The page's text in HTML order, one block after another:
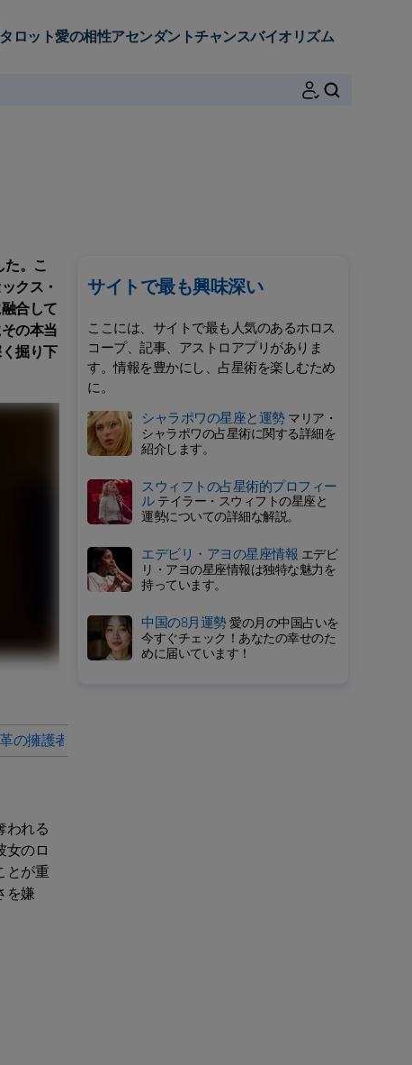
タロット愛の相性アセンダントチャンスバイオリズム
。こ
クス・
合して
の本当
掘り下
の擁護者
われる
女のロ
とが重
を嫌
サイトで最も興味深い
ここには、サイトで最も人気のあるホロス
コープ、記事、アストロアプリがありま
す。情報を豊かにし、占星術を楽しむため
に。
シャラポワの星座と運勢マリア・
シャラポワの占星術に関する詳細を
紹介します。
スウィフトの占星術的プロフィー
ルテイラー・スウィフトの星座と
運勢についての詳細な解説。
エデビリ・アヨの星座情報 エデビ
リ・アヨの星座情報は独特な魅力を
持っています。
中国の8月運勢愛の月の中国占いを
今すぐチェック！あなたの幸せのた
めに届いています！